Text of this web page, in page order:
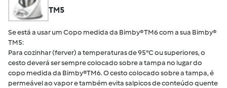
TM5
Se está a usar um Copo medida da Bimby® TM6 com a sua Bimby®
TM5:
Para cozinhar (ferver) a temperaturas de 95°C ou superiores, o
cesto deverá ser sempre colocado sobre a tampa no lugar do
copo medida da Bimby®TM6. O cesto colocado sobre a tampa, é
permeável ao vapor e também evita salpicos de conteúdo quente